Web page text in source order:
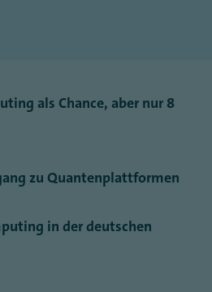
als Chance, aber nur 8
zu Quantenplattformen
in der deutschen